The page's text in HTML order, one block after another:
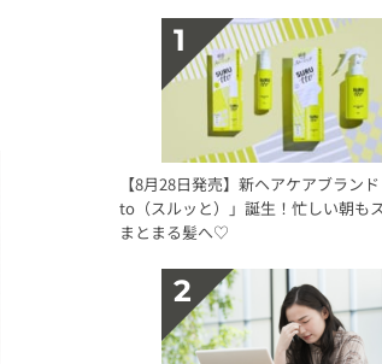
【8月28日発売】新ヘアケアブラン
to（スルッと）」誕生！忙しい朝も
まとまる髪へ♡